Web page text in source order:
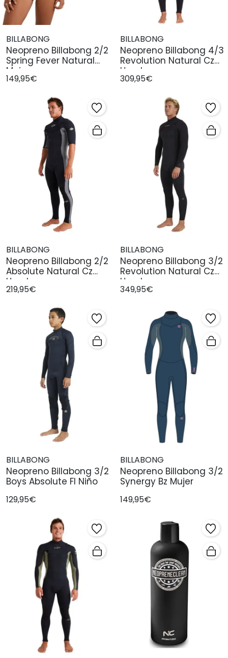
BILLABONG
Neopreno Billabong 2/2
Spring Fever Natural
Mujer
149,95€
BILLABONG
Neopreno Billabong 4/3
Revolution Natural Cz
Hombr
309,95€
BILLABONG
Neopreno Billabong 2/2
Absolute Natural Cz
Hombre
219,95€
BILLABONG
Neopreno Billabong 3/2
Revolution Natural Cz
Hombr
349,95€
BILLABONG
Neopreno Billabong 3/2
Boys Absolute Fl Niño
129,95€
BILLABONG
Neopreno Billabong 3/2
Synergy Bz Mujer
149,95€